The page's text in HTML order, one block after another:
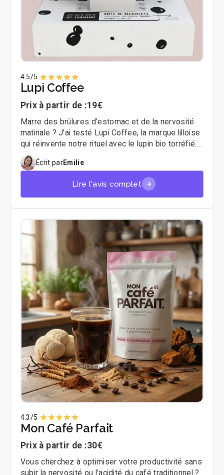
4.5/5
Lupi Coffee
Prix à partir de :19€
Marre des brûlures d'estomac et de la nervosité
matinale ? J'ai testé Lupi Coffee, la marque lilloise
qui réinvente notre rituel avec le lupin bio torréfié.
Si vous cherchez une boisson fonctionnelle qui
imite le café sans la relation toxique avec la
caféine, ce test complet est fait pour vous.
Plongeons dans l'analyse de cette pépite locale.
Écrit parEmilie
Lire l'avis complet
4.3/5
Mon Café Parfait
Prix à partir de :30€
Vous cherchez à optimiser votre productivité sans
subir la nervosité ou l'acidité du café traditionnel ?